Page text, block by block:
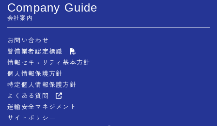
Company Guide
会社案内
お問い合わせ
警備業者認定標識
情報セキュリティ基本方針
個人情報保護方針
特定個人情報保護方針
よくある質問
運輸安全マネジメント
サイトポリシー